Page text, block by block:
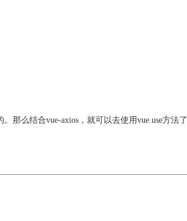
那么结合vue-axios，就可以去使用vue.use方法了